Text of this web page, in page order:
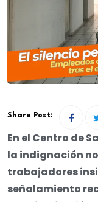
Share Post:
En el Centro de
la indignación
trabajadores
señalamiento